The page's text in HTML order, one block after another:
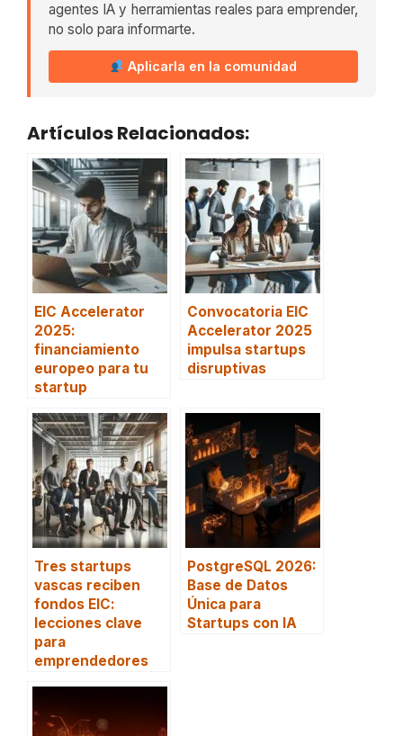
agentes IA y herramientas reales para emprender,
no solo para informarte.
Aplicarla en la comunidad
Artículos Relacionados:
EIC Accelerator
2025:
financiamiento
europeo para tu
startup
Convocatoria EIC
Accelerator 2025
impulsa startups
disruptivas
Tres startups
vascas reciben
fondos EIC:
lecciones clave
para
emprendedores
PostgreSQL 2026:
Base de Datos
Única para
Startups con IA